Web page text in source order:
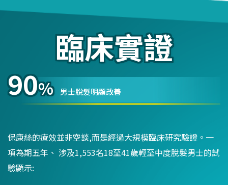
臨床實證
90% 男士脫髮明顯改善
保康絲的療效並非空談,而是經過大規模臨床研究驗證。一
項為期五年、 涉及1,553名18至41歲輕至中度脫髮男士的試
驗顯示: